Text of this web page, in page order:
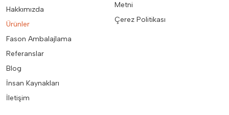
Hakkımızda
Ürünler
Fason Ambalajlama
Referanslar
Blog
İnsan Kaynakları
İletişim
Metni
Çerez Politikası